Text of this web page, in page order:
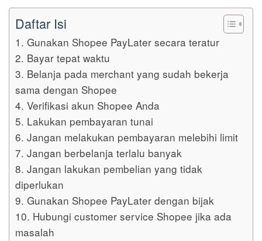
Daftar Isi
1. Gunakan Shopee PayLater secara teratur
2. Bayar tepat waktu
3. Belanja pada merchant yang sudah bekerja
sama dengan Shopee
4. Verifikasi akun Shopee Anda
5. Lakukan pembayaran tunai
6. Jangan melakukan pembayaran melebihi limit
7. Jangan berbelanja terlalu banyak
8. Jangan lakukan pembelian yang tidak
diperlukan
9. Gunakan Shopee PayLater dengan bijak
10. Hubungi customer service Shopee jika ada
masalah